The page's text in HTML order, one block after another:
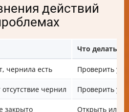
действий
Что делать
чернила есть Проверить
чернил Проверить
закрыто Открыть или